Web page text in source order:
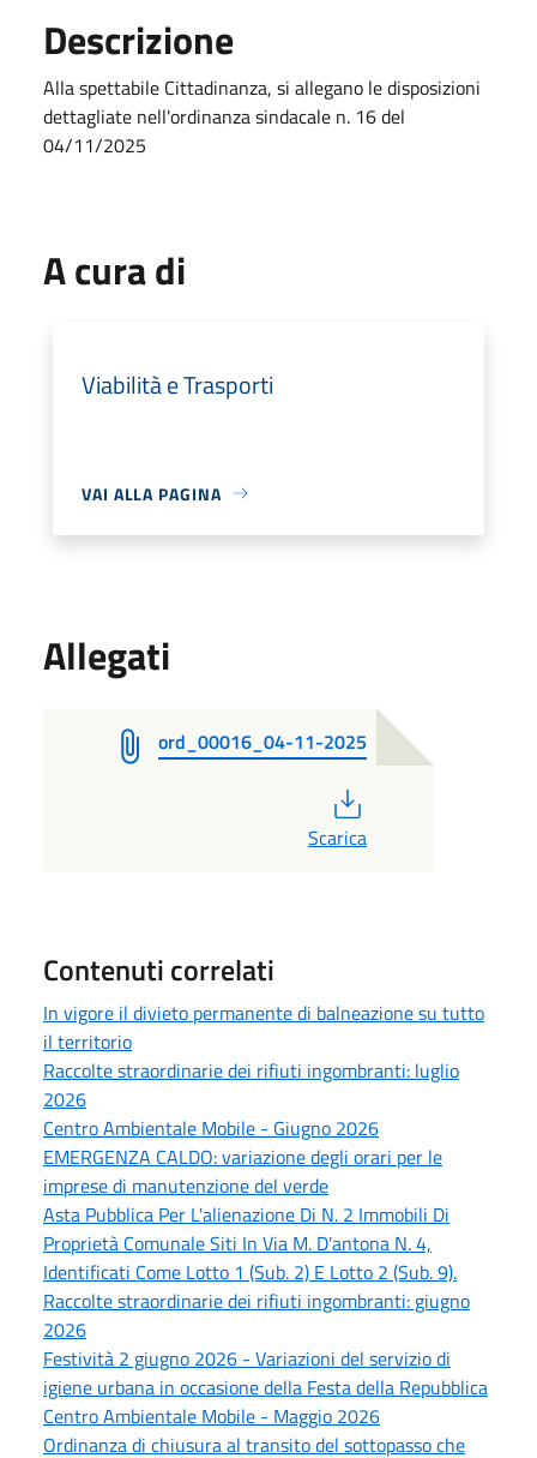
Descrizione
Alla spettabile Cittadinanza, si allegano le disposizioni
dettagliate nell'ordinanza sindacale n. 16 del
04/11/2025
A cura di
Viabilità e Trasporti
VAI ALLA PAGINA
Allegati
ord_00016_04-11-2025
Scarica
Contenuti correlati
In vigore il divieto permanente di balneazione su tutto
il territorio
Raccolte straordinarie dei rifiuti ingombranti: luglio
2026
Centro Ambientale Mobile - Giugno 2026
EMERGENZA CALDO: variazione degli orari per le
imprese di manutenzione del verde
Asta Pubblica Per L'alienazione Di N. 2 Immobili Di
Proprietà Comunale Siti In Via M. D'antona N. 4,
Identificati Come Lotto 1 (Sub. 2) E Lotto 2 (Sub. 9).
Raccolte straordinarie dei rifiuti ingombranti: giugno
2026
Festività 2 giugno 2026 - Variazioni del servizio di
igiene urbana in occasione della Festa della Repubblica
Centro Ambientale Mobile - Maggio 2026
Ordinanza di chiusura al transito del sottopasso che